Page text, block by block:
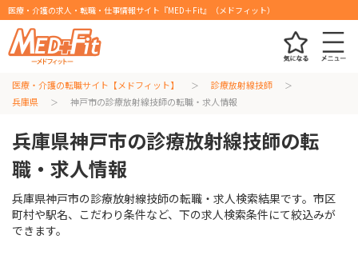
医療・介護の求人・転職・仕事情報サイト『MED＋Fit』（メドフィット）
医療・介護の転職サイト【メドフィット】
診療放射線技師
兵庫県
神戸市の診療放射線技師の転職・求人情報
兵庫県神戸市の診療放射線技師の転
職・求人情報
兵庫県神戸市の診療放射線技師の転職・求人検索結果です。市区
町村や駅名、こだわり条件など、下の求人検索条件にて絞込みが
できます。